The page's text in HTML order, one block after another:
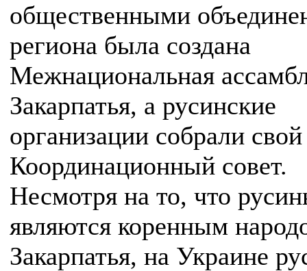
общественными
региона была создана
Межнациональная
Закарпатья, а русинские
организации собрали свой
Координационный совет.
Несмотря на то, что
являются коренным
Закарпатья, на Украине